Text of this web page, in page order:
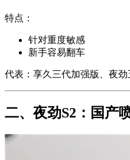
特点：
针对重度敏感
新手容易翻车
代表：享久三代加强版、夜劲
二、夜劲S2：国产